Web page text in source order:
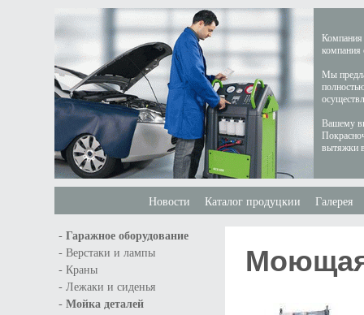
Компания
компания
Мы
Вашему
вытяжки
Новости Каталог продуцкии Галерея
- Гаражное оборудование
- Верстаки и лампы
- Краны
- Лежаки и сиденья
- Мойка деталей